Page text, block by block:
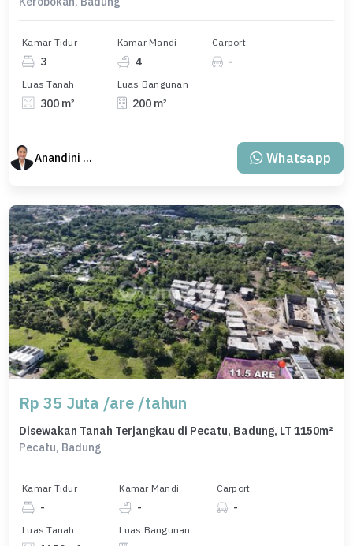
Kamar Tidur
3
Kamar Mandi
4
Carport
-
Luas Tanah
300 m²
Luas Bangunan
200 m²
Anandini Property Whatsapp
Rp 35 Juta /are /tahun
Disewakan Tanah Terjangkau di Pecatu, Badung, LT 1150m²
Pecatu, Badung
Kamar Tidur
-
Kamar Mandi
-
Carport
-
Luas Tanah Luas Bangunan